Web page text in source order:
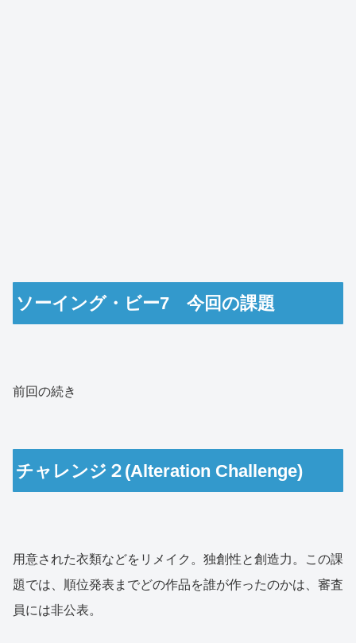
ソーイング・ビー7 今回の課題
前回の続き
チャレンジ２(Alteration Challenge)
用意された衣類などをリメイク。独創性と創造力。この課
題では、順位発表までどの作品を誰が作ったのかは、審査
員には非公表。